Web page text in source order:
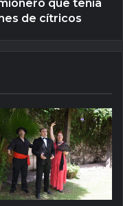
que tenía
de cítricos